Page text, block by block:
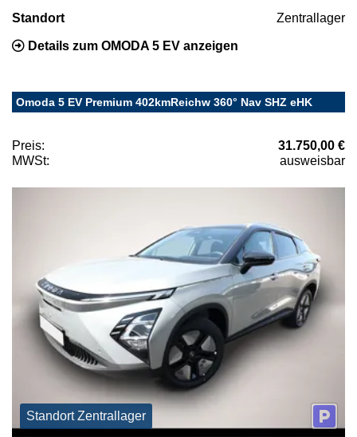
Standort Zentrallager
Details zum OMODA 5 EV anzeigen
Omoda 5 EV Premium 402kmReichw 360° Nav SHZ eHK
Preis:
31.750,00 €
MWSt:
ausweisbar
Standort Zentrallager